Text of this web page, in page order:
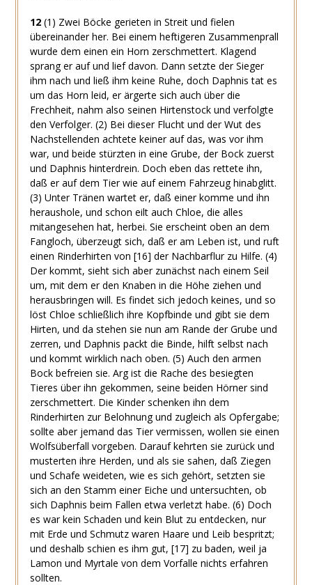
12 (1) Zwei Böcke gerieten in Streit und fielen
übereinander her. Bei einem heftigeren Zusammenprall
wurde dem einen ein Horn zerschmettert. Klagend
sprang er auf und lief davon. Dann setzte der Sieger
ihm nach und ließ ihm keine Ruhe, doch Daphnis tat es
um das Horn leid, er ärgerte sich auch über die
Frechheit, nahm also seinen Hirtenstock und verfolgte
den Verfolger. (2) Bei dieser Flucht und der Wut des
Nachstellenden achtete keiner auf das, was vor ihm
war, und beide stürzten in eine Grube, der Bock zuerst
und Daphnis hinterdrein. Doch eben das rettete ihn,
daß er auf dem Tier wie auf einem Fahrzeug hinabglitt.
(3) Unter Tränen wartet er, daß einer komme und ihn
heraushole, und schon eilt auch Chloe, die alles
mitangesehen hat, herbei. Sie erscheint oben an dem
Fangloch, überzeugt sich, daß er am Leben ist, und ruft
einen Rinderhirten von [16] der Nachbarflur zu Hilfe. (4)
Der kommt, sieht sich aber zunächst nach einem Seil
um, mit dem er den Knaben in die Höhe ziehen und
herausbringen will. Es findet sich jedoch keines, und so
löst Chloe schließlich ihre Kopfbinde und gibt sie dem
Hirten, und da stehen sie nun am Rande der Grube und
zerren, und Daphnis packt die Binde, hilft selbst nach
und kommt wirklich nach oben. (5) Auch den armen
Bock befreien sie. Arg ist die Rache des besiegten
Tieres über ihn gekommen, seine beiden Hörner sind
zerschmettert. Die Kinder schenken ihn dem
Rinderhirten zur Belohnung und zugleich als Opfergabe;
sollte aber jemand das Tier vermissen, wollen sie einen
Wolfsüberfall vorgeben. Darauf kehrten sie zurück und
musterten ihre Herden, und als sie sahen, daß Ziegen
und Schafe weideten, wie es sich gehört, setzten sie
sich an den Stamm einer Eiche und untersuchten, ob
sich Daphnis beim Fallen etwa verletzt habe. (6) Doch
es war kein Schaden und kein Blut zu entdecken, nur
mit Erde und Schmutz waren Haare und Leib bespritzt;
und deshalb schien es ihm gut, [17] zu baden, weil ja
Lamon und Myrtale von dem Vorfalle nichts erfahren
sollten.